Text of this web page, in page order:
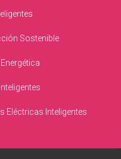
Sostenible
Eléctricas Inteligentes